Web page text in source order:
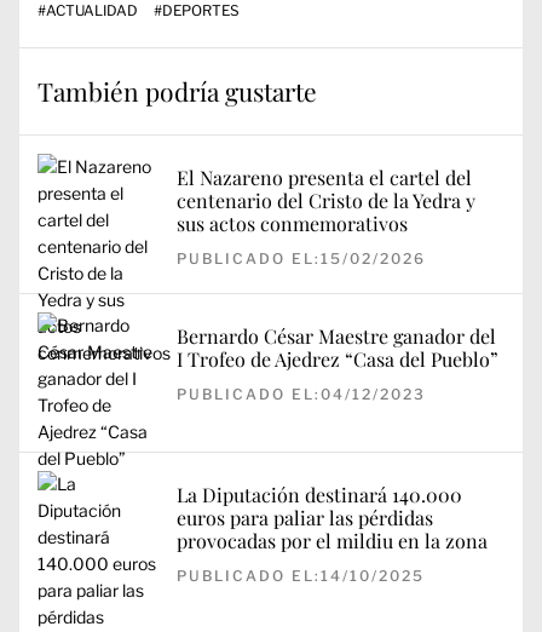
#ACTUALIDAD #DEPORTES
También podría gustarte
El Nazareno presenta el cartel del
centenario del Cristo de la Yedra y
sus actos conmemorativos
PUBLICADO EL:15/02/2026
Bernardo César Maestre ganador del
I Trofeo de Ajedrez “Casa del Pueblo”
PUBLICADO EL:04/12/2023
La Diputación destinará 140.000
euros para paliar las pérdidas
provocadas por el mildiu en la zona
PUBLICADO EL:14/10/2025